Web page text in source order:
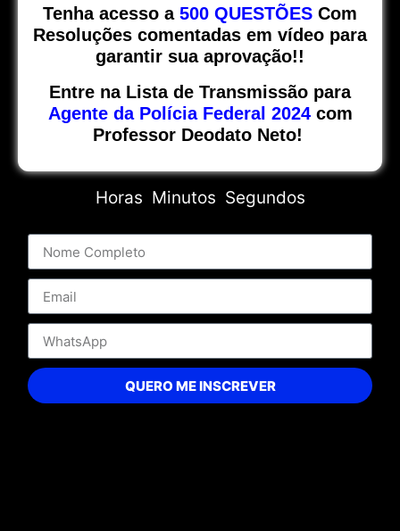
Tenha acesso a 500 QUESTÕES Com
Resoluções comentadas em vídeo para
garantir sua aprovação!!
Entre na Lista de Transmissão para
Agente da Polícia Federal 2024com
Professor Deodato Neto!
Horas Minutos Segundos
QUERO ME INSCREVER